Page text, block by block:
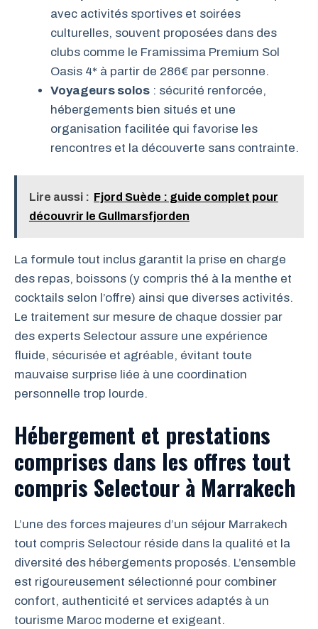
avec activités sportives et soirées
culturelles, souvent proposées dans des
clubs comme le Framissima Premium Sol
Oasis 4* à partir de 286€ par personne.
Voyageurs solos : sécurité renforcée,
hébergements bien situés et une
organisation facilitée qui favorise les
rencontres et la découverte sans contrainte.
Lire aussi : Fjord Suède : guide complet pour
découvrir le Gullmarsfjorden
La formule tout inclus garantit la prise en charge
des repas, boissons (y compris thé à la menthe et
cocktails selon l’offre) ainsi que diverses activités.
Le traitement sur mesure de chaque dossier par
des experts Selectour assure une expérience
fluide, sécurisée et agréable, évitant toute
mauvaise surprise liée à une coordination
personnelle trop lourde.
Hébergement et prestations
comprises dans les offres tout
compris Selectour à Marrakech
L’une des forces majeures d’un séjour Marrakech
tout compris Selectour réside dans la qualité et la
diversité des hébergements proposés. L’ensemble
est rigoureusement sélectionné pour combiner
confort, authenticité et services adaptés à un
tourisme Maroc moderne et exigeant.